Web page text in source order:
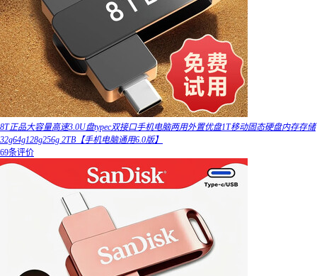
8T正品大容量高速3.0U盘typec双接口手机电脑两用外置优盘1T移动固态硬盘内存存储
32g64g128g256g 2TB【手机电脑通用6.0版】
69条评价